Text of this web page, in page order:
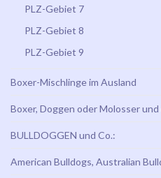
PLZ-Gebiet 7
PLZ-Gebiet 8
PLZ-Gebiet 9
Boxer-Mischlinge im Ausland
Boxer, Doggen oder Molosser
BULLDOGGEN und Co.:
American Bulldogs, Australian